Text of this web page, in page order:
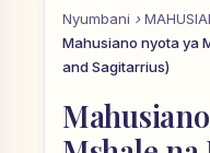
Nyumbani
Mahusiano nyota ya
and Sagitarrius)